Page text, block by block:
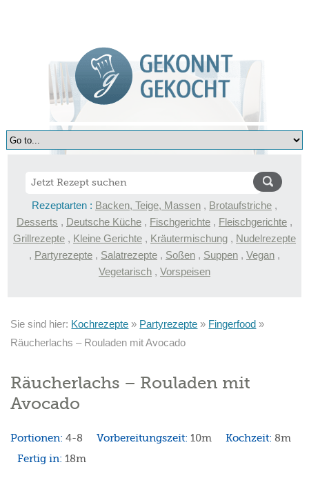
Rezeptarten : Backen, Teige, Massen , Brotaufstriche ,
Desserts , Deutsche Küche , Fischgerichte , Fleischgerichte ,
Grillrezepte , Kleine Gerichte , Kräutermischung , Nudelrezepte
, Partyrezepte , Salatrezepte , Soßen , Suppen , Vegan ,
Vegetarisch , Vorspeisen
Sie sind hier: Kochrezepte » Partyrezepte » Fingerfood »
Räucherlachs – Rouladen mit Avocado
Räucherlachs – Rouladen mit
Avocado
Portionen:4-8 Vorbereitungszeit:10m Kochzeit: 8m
Fertig in:18m